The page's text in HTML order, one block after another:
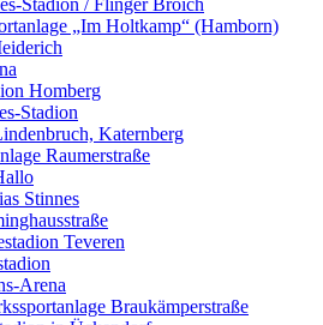
Stadion / Flinger Broich
„Im Holtkamp“ (Hamborn)
Homberg
Stadion
Katernberg
Raumerstraße
Stinnes
Teveren
Arena
Braukämperstraße